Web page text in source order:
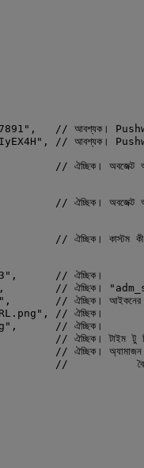
" ,
// আবশ্যক।
" ,
// আবশ্যক।
{
// ঐচ্ছিক। অবজেক্ট
{
// ঐচ্ছিক। অবজেক্ট
{
// ঐচ্ছিক। কাস্টম
" ,
// ঐচ্ছিক।
,
// ঐচ্ছিক।
" ,
// ঐচ্ছিক। আইকনের
" ,
// ঐচ্ছিক।
" ,
// ঐচ্ছিক।
// ঐচ্ছিক। টাইম টু
// ঐচ্ছিক। অ্যামাজন
//           বৈধ